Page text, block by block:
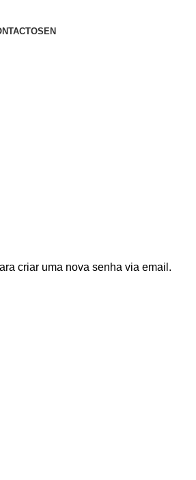
EN
criar uma nova senha via email.